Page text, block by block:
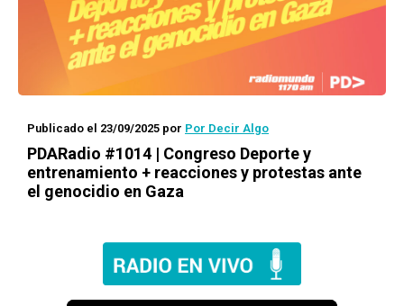
Publicado el 23/09/2025 por Por Decir Algo
PDARadio #1014 | Congreso Deporte y
entrenamiento + reacciones y protestas ante
el genocidio en Gaza